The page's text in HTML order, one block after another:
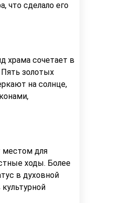
что сделало его
храма сочетает в
золотых
на солнце,
местом для
ходы. Более
в духовной